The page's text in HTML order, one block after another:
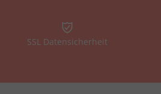
SSL Datensicherheit